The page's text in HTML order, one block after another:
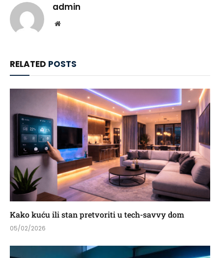
admin
Website
RELATED POSTS
Kako kuću ili stan pretvoriti u tech-savvy dom
05/02/2026